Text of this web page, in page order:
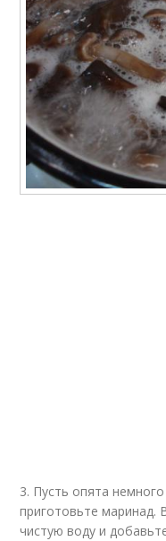
3. Пусть опята
приготовьте
чистую воду и